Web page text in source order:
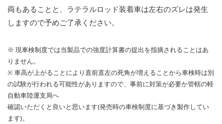
両もあることと、ラテラルロッド装着車は左右のズレは発生
しますので予めご了承ください。
※ 現車検制度では当製品での強度計算書の提出を指摘されることはあ
りません。
※ 車高が上がることにより直前直左の死角が増えることから車検時は別
の試験が行われる可能性がありますので、事前に対策が必要か管轄の軽
自動車陸運支局へ
確認いただくと良いと思います(発売時の車検制度に基づき製作してい
ます)。